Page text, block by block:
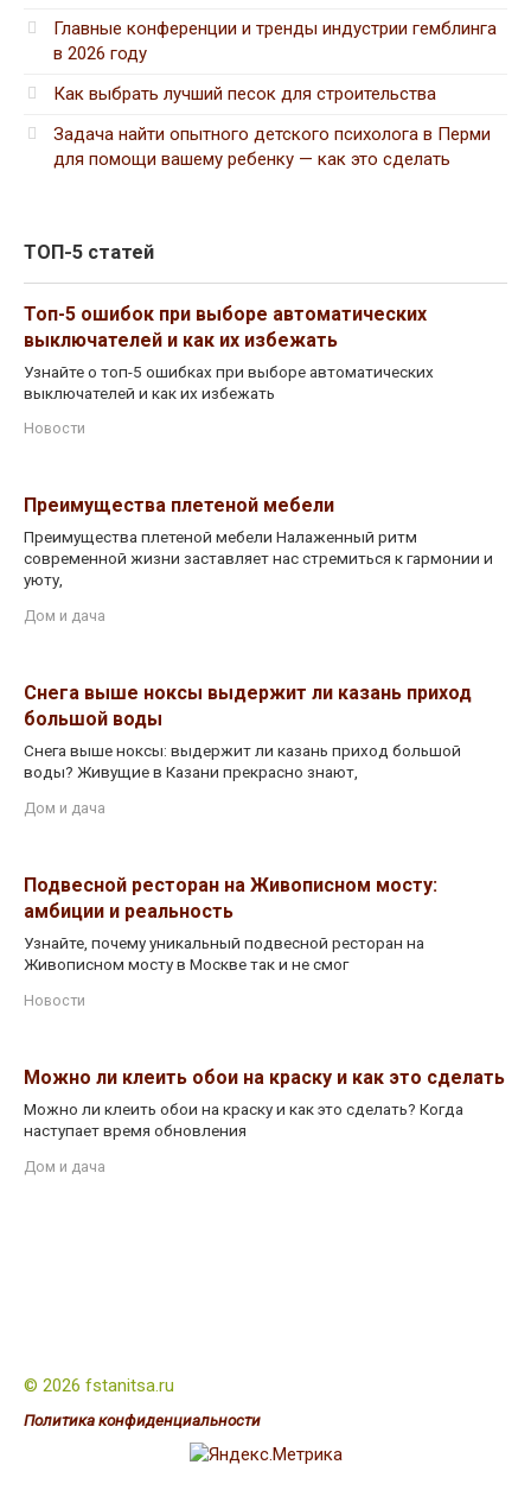
Главные конференции и тренды индустрии гемблинга
в 2026 году
Как выбрать лучший песок для строительства
Задача найти опытного детского психолога в Перми
для помощи вашему ребенку — как это сделать
ТОП-5 статей
Топ-5 ошибок при выборе автоматических
выключателей и как их избежать
Узнайте о топ-5 ошибках при выборе автоматических
выключателей и как их избежать
Новости
Преимущества плетеной мебели
Преимущества плетеной мебели Налаженный ритм
современной жизни заставляет нас стремиться к гармонии и
уюту,
Дом и дача
Снега выше ноксы выдержит ли казань приход
большой воды
Снега выше ноксы: выдержит ли казань приход большой
воды? Живущие в Казани прекрасно знают,
Дом и дача
Подвесной ресторан на Живописном мосту:
амбиции и реальность
Узнайте, почему уникальный подвесной ресторан на
Живописном мосту в Москве так и не смог
Новости
Можно ли клеить обои на краску и как это сделать
Можно ли клеить обои на краску и как это сделать? Когда
наступает время обновления
Дом и дача
© 2026 fstanitsa.ru
Политика конфиденциальности